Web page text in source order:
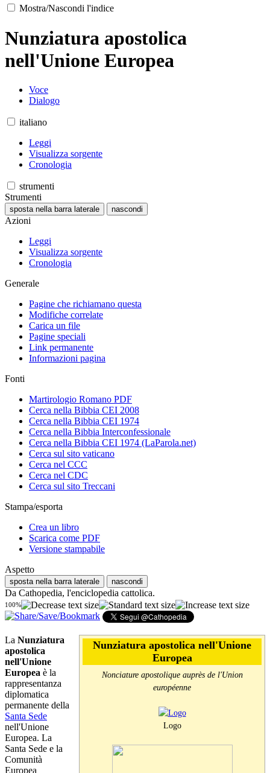
Mostra/Nascondi l'indice
Nunziatura apostolica
nell'Unione Europea
Voce
Dialogo
italiano
Leggi
Visualizza sorgente
Cronologia
strumenti
Strumenti
sposta nella barra laterale nascondi
Azioni
Leggi
Visualizza sorgente
Cronologia
Generale
Pagine che richiamano questa
Modifiche correlate
Carica un file
Pagine speciali
Link permanente
Informazioni pagina
Fonti
Martirologio Romano PDF
Cerca nella Bibbia CEI 2008
Cerca nella Bibbia CEI 1974
Cerca nella Bibbia Interconfessionale
Cerca nella Bibbia CEI 1974 (LaParola.net)
Cerca sul sito vaticano
Cerca nel CCC
Cerca nel CDC
Cerca sul sito Treccani
Stampa/esporta
Crea un libro
Scarica come PDF
Versione stampabile
Aspetto
sposta nella barra laterale nascondi
Da Cathopedia, l'enciclopedia cattolica.
100%
Nunziatura apostolica nell'Unione
Europea
Nonciature apostolique auprès de l'Union
européenne
Logo
La Nunziatura
apostolica
nell'Unione
Europea è la
rappresentanza
diplomatica
permanente della
Santa Sede
nell'Unione
Europea. La
Santa Sede e la
Comunità
Europea